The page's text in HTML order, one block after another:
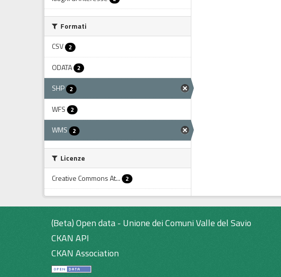
Formati
CSV 2
ODATA 2
SHP 2
WFS 2
WMS 2
Licenze
Creative Commons At...
2
(Beta) Open data - Unione dei Comuni Valle del Savio
CKAN API
CKAN Association